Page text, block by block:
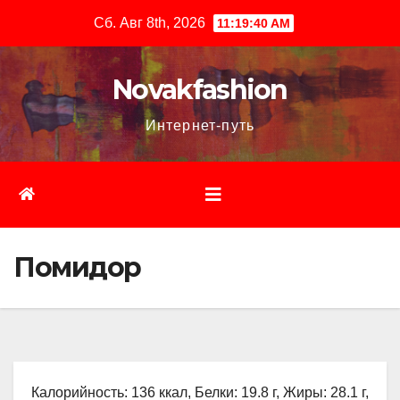
содержимому
Сб. Авг 8th, 2026 11:19:41 AM
Novakfashion
Интернет-путь
Помидор
Калорийность: 136 ккал, Белки: 19.8 г, Жиры: 28.1 г,